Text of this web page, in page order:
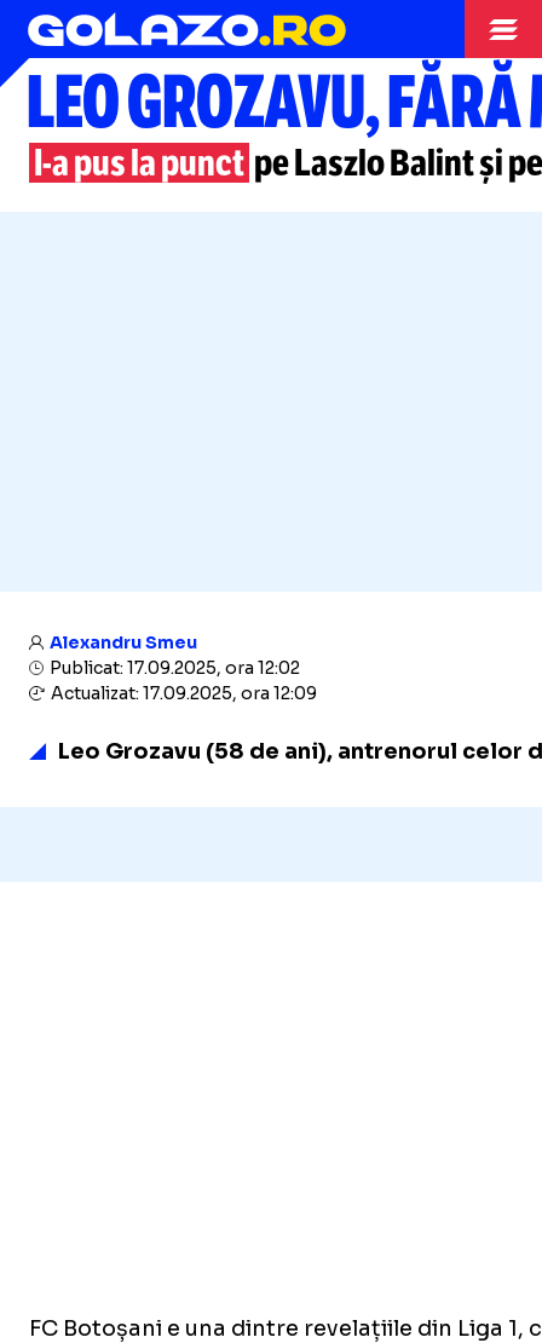
Superliga
LEO GROZAVU,
I-apus la punct pe Laszlo Balint și
Alexandru Smeu
Publicat: 17.09.2025, ora 12:02
Actualizat: 17.09.2025, ora 12:09
Leo Grozavu (58 de ani), antrenorul celor
FC Botoșani e una dintre revelațiile din Liga 1,